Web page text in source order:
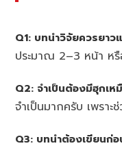
Q1: บทนำวิจัยควรยาว
ประมาณ 2–3 หน้า ห
Q2: จำเป็นต้องมีฮุกเ
จำเป็นมากครับ เพรา
Q3: บทนำต้องเขียนก่